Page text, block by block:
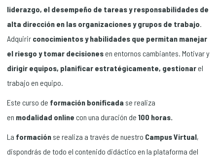
liderazgo, el desempeño de tareas y responsabilidades de
alta dirección en las organizaciones y grupos de trabajo.
Adquirir conocimientos y habilidades que permitan manejar
el riesgo y tomar decisionesen entornos cambiantes. Motivar y
dirigir equipos, planificar estratégicamente, gestionarel
trabajo en equipo.
Este curso de formación bonificada se realiza
en modalidad online con una duración de 100 horas.
La formación se realiza a través de nuestro Campus Virtual,
dispondrás de todo el contenido didáctico en la plataforma del